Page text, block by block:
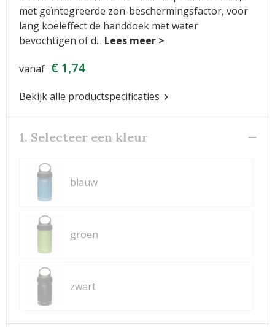
met geïntegreerde zon-beschermingsfactor, voor
lang koeleffect de handdoek met water
bevochtigen of d...
vanaf € 1,74
Bekijk alle productspecificaties
1. Selecteer een kleur
blauw
groen
zwart